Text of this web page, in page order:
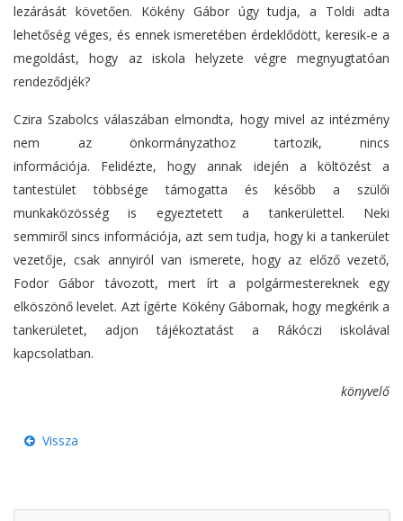
lezárását követően. Kökény Gábor úgy tudja, a Toldi adta
lehetőség véges, és ennek ismeretében érdeklődött, keresik-e a
megoldást, hogy az iskola helyzete végre megnyugtatóan
rendeződjék?
Czira Szabolcs válaszában elmondta, hogy mivel az intézmény
nem az önkormányzathoz tartozik, nincs
információja. Felidézte, hogy annak idején a költözést a
tantestület többsége támogatta és később a szülői
munkaközösség is egyeztetett a tankerülettel. Neki
semmiről sincs információja, azt sem tudja, hogy ki a tankerület
vezetője, csak annyiról van ismerete, hogy az előző vezető,
Fodor Gábor távozott, mert írt a polgármestereknek egy
elköszönő levelet. Azt ígérte Kökény Gábornak, hogy megkérik a
tankerületet, adjon tájékoztatást a Rákóczi iskolával
kapcsolatban.
könyvelő
Vissza